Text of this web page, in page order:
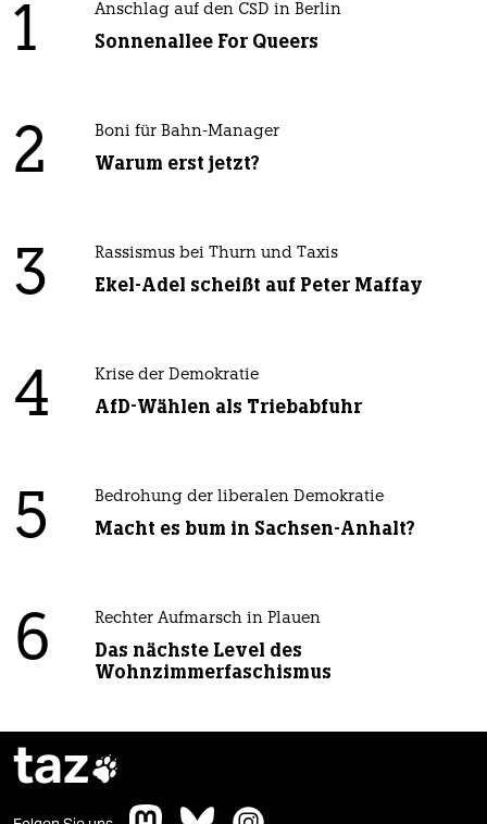
1 Anschlag auf den CSD in Berlin
Sonnenallee For Queers
2 Boni für Bahn-Manager
Warum erst jetzt?
3 Rassismus bei Thurn und Taxis
Ekel-Adel scheißt auf Peter Maffay
4 Krise der Demokratie
AfD-Wählen als Triebabfuhr
5 Bedrohung der liberalen Demokratie
Macht es bum in Sachsen-Anhalt?
6 Rechter Aufmarsch in Plauen
Das nächste Level des
Wohnzimmerfaschismus
taz